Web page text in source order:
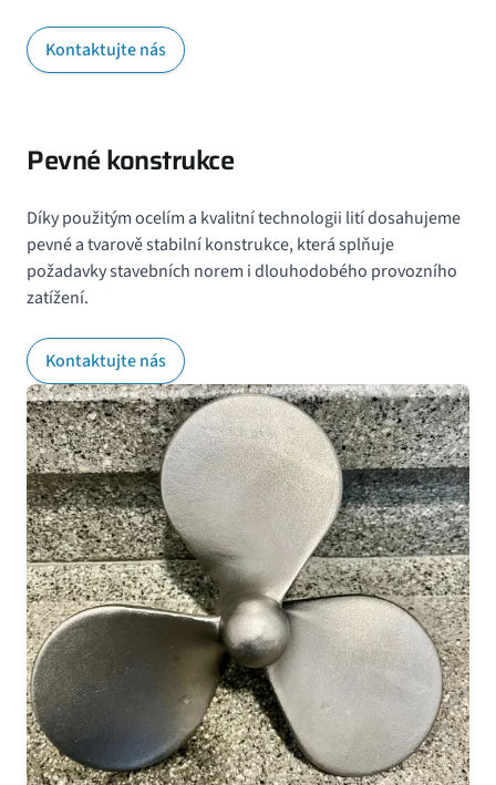
Kontaktujte nás
Pevné konstrukce
Díky použitým ocelím a kvalitní technologii lití dosahujeme
pevné a tvarově stabilní konstrukce, která splňuje
požadavky stavebních norem i dlouhodobého provozního
zatížení.
Kontaktujte nás